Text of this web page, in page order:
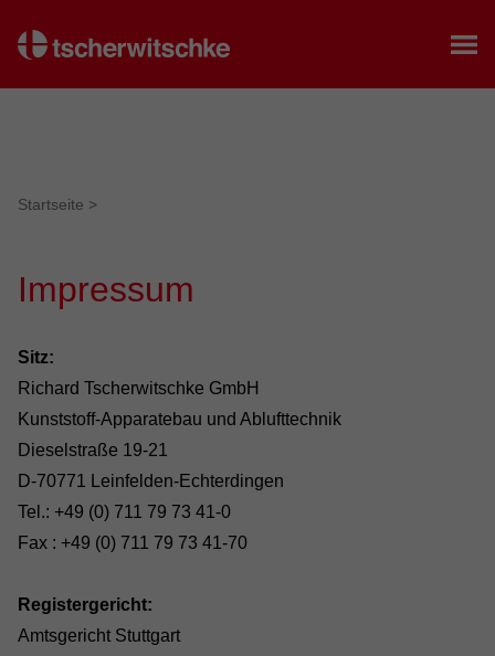
Startseite
Startseite >
Impressum
Sitz:
Richard Tscherwitschke GmbH
Kunststoff-Apparatebau und Ablufttechnik
Dieselstraße 19-21
D-70771 Leinfelden-Echterdingen
Tel.: +49 (0) 711 79 73 41-0
Fax : +49 (0) 711 79 73 41-70
Registergericht:
Amtsgericht Stuttgart